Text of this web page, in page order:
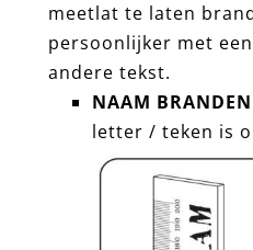
meetlat te laten
persoonlijker met
andere tekst.
NAAM BRANDEN
letter / teken is